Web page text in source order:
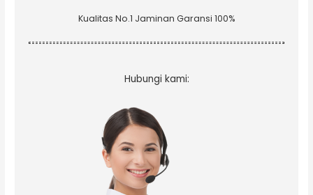
Kualitas No.1 Jaminan Garansi 100%
Hubungi kami: